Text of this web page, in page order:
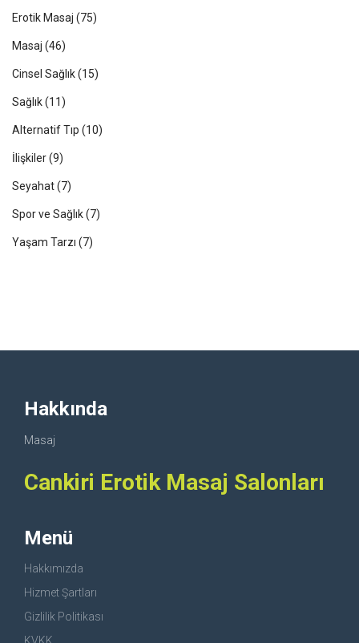
Erotik Masaj (75)
Masaj (46)
Cinsel Sağlık(15)
Sağlık(11)
Alternatif Tıp (10)
İlişkiler(9)
Seyahat(7)
Spor ve Sağlık(7)
Yaşam Tarzı (7)
Hakkında
Masaj
Cankiri Erotik Masaj Salonları
Menü
Hakkımızda
Hizmet Şartları
Gizlilik Politikası